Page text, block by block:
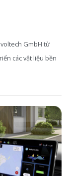
GmbH từ
các vật liệu bền